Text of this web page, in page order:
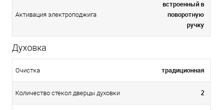
Активация электроподжига
встроенный в
поворотную
ручку
Духовка
Очистка традиционная
Количество стекол дверцы духовки 2